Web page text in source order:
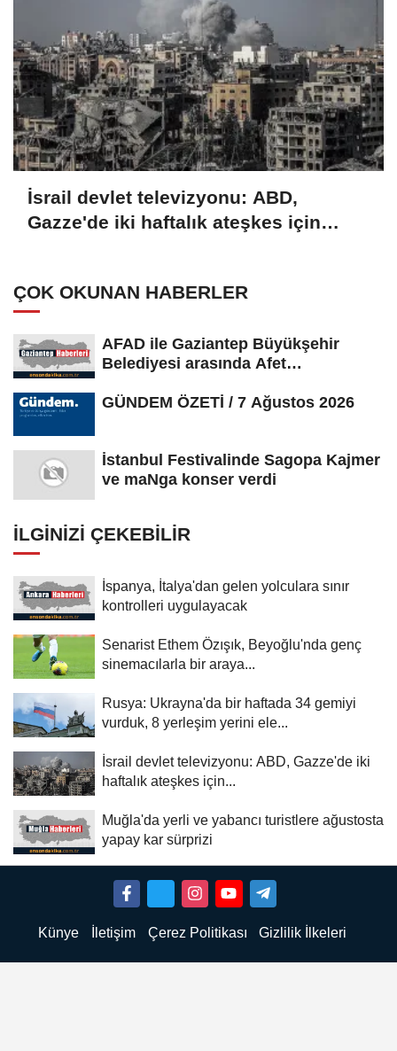
İsrail devlet televizyonu: ABD,
Gazze'de iki haftalık ateşkes için
ÇOK OKUNAN HABERLER
AFAD ile Gaziantep Büyükşehir
Belediyesi arasında Afet
GÜNDEM ÖZETİ / 7 Ağustos 2026
İstanbul Festivalinde Sagopa Kajmer
ve maNga konser verdi
İLGINIZI ÇEKEBILIR
İspanya, İtalya'dan gelen yolculara sınır
kontrolleri uygulayacak
Senarist Ethem Özışık, Beyoğlu'nda genç
sinemacılarla bir araya...
Rusya: Ukrayna'da bir haftada 34 gemiyi
vurduk, 8 yerleşim yerini ele...
İsrail devlet televizyonu: ABD, Gazze'de iki
haftalık ateşkes için...
Muğla'da yerli ve yabancı turistlere ağustosta
yapay kar sürprizi
Künye İletişim Çerez Politikası Gizlilik İlkeleri